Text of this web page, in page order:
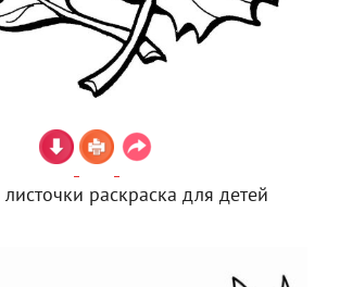
раскраска для детей